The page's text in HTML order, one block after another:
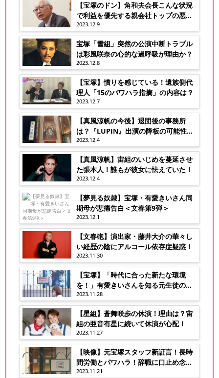
【宝塚のドン】角和夫会長こんな状況
で利益を優先する親会社トップの悪
行！
2023.12.9
宝塚「雪組」突然の公演中断トラブル
は彩風咲奈の心的な過呼吸が理由か？
2023.12.8
【宝塚】憤りを感じている！遺族側代
理人「15のパワハラ指摘」の内容は？
2023.12.7
【真風涼帆の今後】退団後の事務所
は？『LUPIN』出演の降板の可能性
も？
2023.12.4
【真風涼帆】宙組のいじめを蔓延させ
た張本人！誰もが彼女に怯えていた！
2023.12.4
【夢見る奴隷】宝塚・有愛きいさん同
期母が悲痛告白＜文春第9弾＞
2023.12.1
【文春砲】演出家・藤井大介の華々し
い経歴の陰にアルコール依存症疑惑！
2023.11.30
【宝塚】「時代に合った新たな環境
を！」有愛きいさんを知る元生徒の訴
え！
2023.11.28
【星組】蒼舞咲歩の休演！理由は？宙
組の亜音有星に続いて休演が心配！
2023.11.27
【映像】元宝塚スタッフ新証言！長時
間労働とパワハラ！辞職に口止め念
書！
2023.11.21